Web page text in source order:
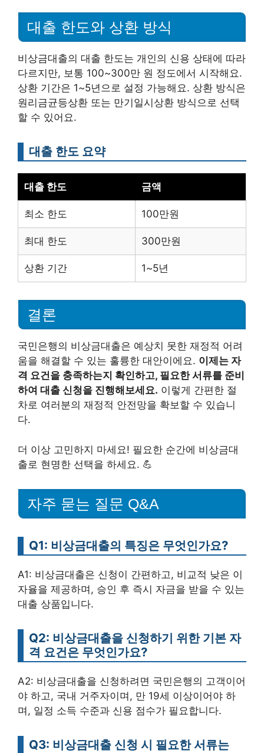
대출 한도와 상환 방식
비상금대출의 대출 한도는 개인의 신용 상태에 따라
다르지만, 보통 100~300만 원 정도에서 시작해요.
상환 기간은 1~5년으로 설정 가능해요. 상환 방식은
원리금균등상환 또는 만기일시상환 방식으로 선택
할 수 있어요.
대출 한도 요약
대출 한도 금액
최소 한도 100만원
최대 한도 300만원
상환 기간 1~5년
결론
국민은행의 비상금대출은 예상치 못한 재정적 어려
움을 해결할 수 있는 훌륭한 대안이에요. 이제는 자
격 요건을 충족하는지 확인하고, 필요한 서류를 준비
하여 대출 신청을 진행해보세요. 이렇게 간편한 절
차로 여러분의 재정적 안전망을 확보할 수 있습니
다.
더 이상 고민하지 마세요! 필요한 순간에 비상금대
출로 현명한 선택을 하세요. 💪
자주 묻는 질문 Q&A
Q1: 비상금대출의 특징은 무엇인가요?
A1: 비상금대출은 신청이 간편하고, 비교적 낮은 이
자율을 제공하며, 승인 후 즉시 자금을 받을 수 있는
대출 상품입니다.
Q2: 비상금대출을 신청하기 위한 기본 자
격 요건은 무엇인가요?
A2: 비상금대출을 신청하려면 국민은행의 고객이어
야 하고, 국내 거주자이며, 만 19세 이상이어야 하
며, 일정 소득 수준과 신용 점수가 필요합니다.
Q3: 비상금대출 신청 시 필요한 서류는